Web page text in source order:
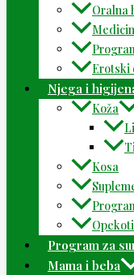
Oralna
Erotski
Njega i
Koža
Kosa
Program za
Mama i beba